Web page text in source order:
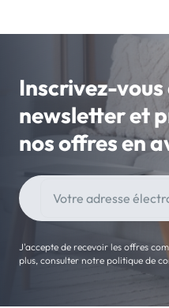
Inscrivez-
newsletter et
nos offres en
J'accepte de recevoir les offres
plus, consulter notre politique de